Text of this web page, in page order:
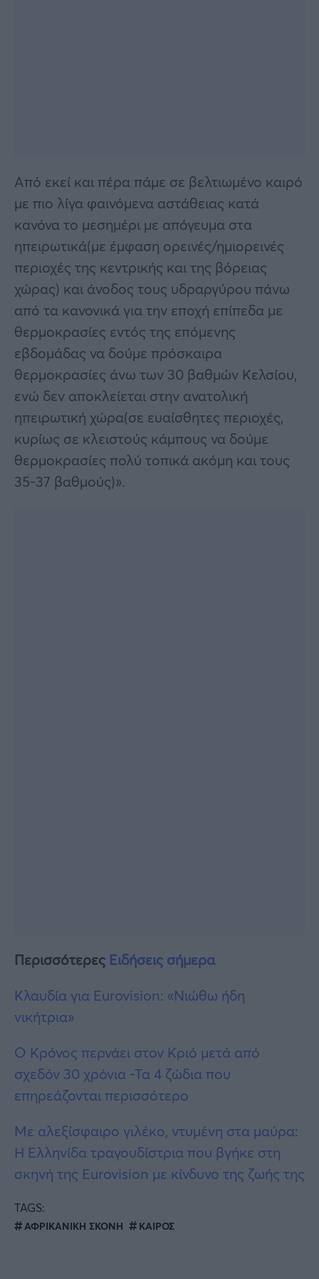
Από εκεί και πέρα πάμε σε βελτιωμένο καιρό
με πιο λίγα φαινόμενα αστάθειας κατά
κανόνα το μεσημέρι με απόγευμα στα
ηπειρωτικά(με έμφαση ορεινές/ημιορεινές
περιοχές της κεντρικής και της βόρειας
χώρας) και άνοδος τους υδραργύρου πάνω
από τα κανονικά για την εποχή επίπεδα με
θερμοκρασίες εντός της επόμενης
εβδομάδας να δούμε πρόσκαιρα
θερμοκρασίες άνω των 30 βαθμών Κελσίου,
ενώ δεν αποκλείεται στην ανατολική
ηπειρωτική χώρα(σε ευαίσθητες περιοχές,
κυρίως σε κλειστούς κάμπους να δούμε
θερμοκρασίες πολύ τοπικά ακόμη και τους
35-37 βαθμούς)».
Περισσότερες Ειδήσεις σήμερα
Κλαυδία για Eurovision: «Νιώθω ήδη
νικήτρια»
Ο Κρόνος περνάει στον Κριό μετά από
σχεδόν 30 χρόνια -Τα 4 ζώδια που
επηρεάζονται περισσότερο
Με αλεξίσφαιρο γιλέκο, ντυμένη στα μαύρα:
Η Ελληνίδα τραγουδίστρια που βγήκε στη
σκηνή της Eurovision με κίνδυνο της ζωής της
TAGS:
ΑΦΡΙΚΑΝΙΚΗ ΣΚΟΝΗ ΚΑΙΡΟΣ